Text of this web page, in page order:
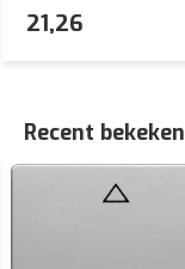
21,26
Recent bekeken